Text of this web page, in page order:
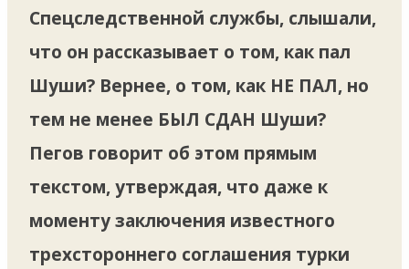
Спецследственной службы, слышали,
что он рассказывает о том, как пал
Шуши? Вернее, о том, как НЕ ПАЛ, но
тем не менее БЫЛ СДАН Шуши?
Пегов говорит об этом прямым
текстом, утверждая, что даже к
моменту заключения известного
трехстороннего соглашения турки